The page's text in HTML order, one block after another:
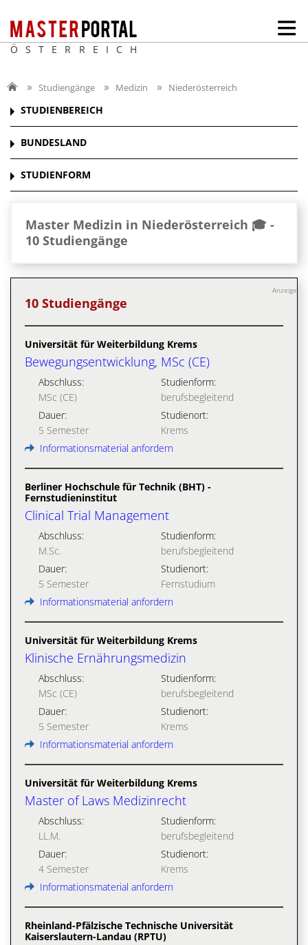
ÖSTERREICH
Studiengänge Medizin Niederösterreich
STUDIENBEREICH
BUNDESLAND
STUDIENFORM
Master Medizin in Niederösterreich 🎓 -
10 Studiengänge
Anzeige
10 Studiengänge
Universität für Weiterbildung Krems
Bewegungsentwicklung, MSc (CE)
Abschluss:
MSc (CE)
Studienform:
berufsbegleitend
Dauer:
5 Semester
Studienort:
Krems
Informationsmaterial anfordern
Berliner Hochschule für Technik (BHT) -
Fernstudieninstitut
Clinical Trial Management
Abschluss:
M.Sc.
Studienform:
berufsbegleitend
Dauer:
5 Semester
Studienort:
Fernstudium
Informationsmaterial anfordern
Universität für Weiterbildung Krems
Klinische Ernährungsmedizin
Abschluss:
MSc (CE)
Studienform:
berufsbegleitend
Dauer:
5 Semester
Studienort:
Krems
Informationsmaterial anfordern
Universität für Weiterbildung Krems
Master of Laws Medizinrecht
Abschluss:
LL.M.
Studienform:
berufsbegleitend
Dauer:
4 Semester
Studienort:
Krems
Informationsmaterial anfordern
Rheinland-Pfälzische Technische Universität
Kaiserslautern-Landau (RPTU)